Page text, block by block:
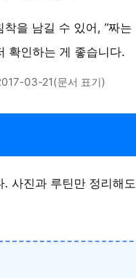
을 남길 수 있어, “짜는
확인하는 게 좋습니다.
03-21(문서 표기)
사진과 루틴만 정리해도